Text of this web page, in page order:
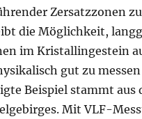
Zersatzzonen
die Möglichkeit,
im Kristallingestein
gut zu messen
Beispiel stammt aus
Mit VLF-